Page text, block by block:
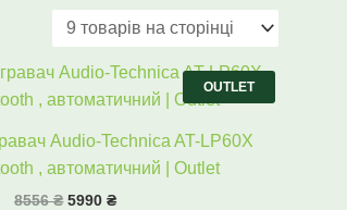
Audio-Technica AT-LP60X
, автоматичний | Outlet
8556₴
Оригінальна
8556 ₴.
5990₴
Поточна
5990 ₴.
OUTLET